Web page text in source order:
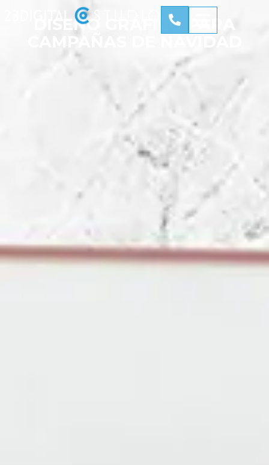
DISEÑO GRÁFICO PARA
CAMPAÑAS DE NAVIDAD